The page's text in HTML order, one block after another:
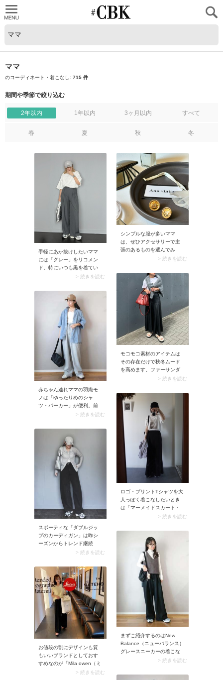
ママ
のコーディネート・着こなし: 715 件
期間や季節で絞り込む
2年以内 1年以内 3ヶ月以内 すべて
春 夏 秋 冬
手軽にあか抜けしたいママ
には「グレー」をリコメン
ド。特にいつも黒を着てい
るママにはおすすめ。黒か
たい雰囲気がなくなり、あ
か抜け感も出せて一石二鳥
> 続きを読む
シンプルな服が多いママ
は、ぜひアクセサリーで主
張のあるものを選んでみ
て。おすすめはヴィンテー
ング。これがあるだけで服
がシンプルでも華やかに見
え、「おしゃれをしてい
る」と印象付けられます。
古着屋さんやヴィンテージ
アクセサリーの専門店なら
見つかりやすいはず。ぜひ
手に入れてみてください。
> 続きを読む
モコモコ素材のアイテムは
その存在だけで秋冬ムード
を高めます。ファーサンダ
ルなら今の時期から取り入
ックス合わせも楽しめます
よ。ご近所からお出かけま
で幅広く活躍すること必至
のアイテムです。
> 続きを読む
赤ちゃん連れママの羽織モ
ノは「ゆったりめのシャ
ツ・パーカー」が便利。前
開きかつオーバーサイズの
授乳がしやすいですよ。ま
た肌寒いときに重ね着もで
き、使い勝手はバツグンで
> 続きを読む
ロゴ・プリントTシャツを大
人っぽく着こなしたいとき
は「マーメイドスカート・
タイトスカート」が最適。
ードに決まりますよ。また
ロゴやプリントのTシャツに
普段使い感があるので、女
性らしいスカートが程よく
カジュアルダウンされま
> 続きを読む
スポーティな「ダブルジッ
プのカーディガン」は昨シ
ーズンからトレンド継続
中。ファスナーの開閉を調
りに変化がつき、ニュアン
スのある着こなしに決まる
のが魅力です。スナップの
ようなリブニットのほか、
スウェットライク生地が人
気です。
> 続きを読む
まずご紹介するのはNew
Balance（ニューバランス）
グレースニーカーの着こな
し。明るい色ともダークカ
ーは、あらゆるスタイリン
> 続きを読む
お値段の割にデザインも質
もいいブランドとしておす
すめなのが「Mila owen（ミ
ラオーウェン）」。トップ
> 続きを読む